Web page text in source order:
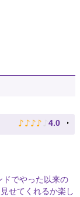
♪ ♪ ♪ ♪ ♪ 4.0
でやった以来の
せてくれるか楽し